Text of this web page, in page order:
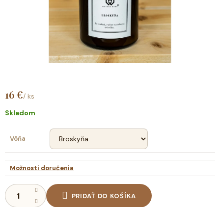
16 €/ ks
cena:
Skladom
Vôňa
Možnosti doručenia
PRIDAŤ DO KOŠÍKA